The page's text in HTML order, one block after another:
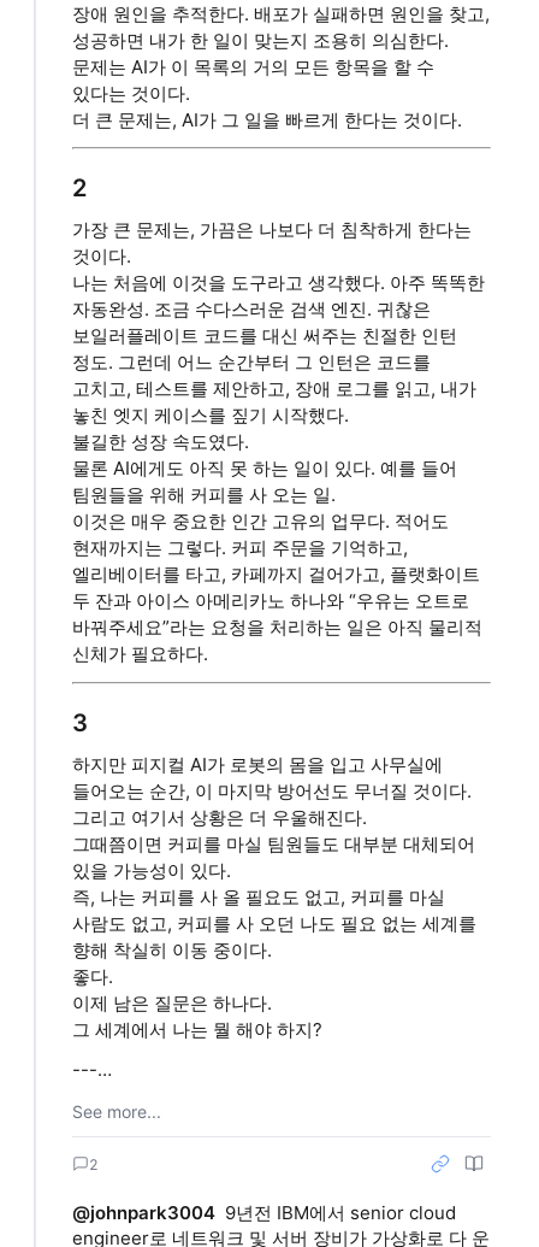
장애 원인을 추적한다. 배포가 실패하면 원인을 찾고,
성공하면 내가 한 일이 맞는지 조용히 의심한다.
문제는 AI가 이 목록의 거의 모든 항목을 할 수
있다는 것이다.
더 큰 문제는, AI가 그 일을 빠르게 한다는 것이다.
2
가장 큰 문제는, 가끔은 나보다 더 침착하게 한다는
것이다.
나는 처음에 이것을 도구라고 생각했다. 아주 똑똑한
자동완성. 조금 수다스러운 검색 엔진. 귀찮은
보일러플레이트 코드를 대신 써주는 친절한 인턴
정도. 그런데 어느 순간부터 그 인턴은 코드를
고치고, 테스트를 제안하고, 장애 로그를 읽고, 내가
놓친 엣지 케이스를 짚기 시작했다.
불길한 성장 속도였다.
물론 AI에게도 아직 못 하는 일이 있다. 예를 들어
팀원들을 위해 커피를 사 오는 일.
이것은 매우 중요한 인간 고유의 업무다. 적어도
현재까지는 그렇다. 커피 주문을 기억하고,
엘리베이터를 타고, 카페까지 걸어가고, 플랫화이트
두 잔과 아이스 아메리카노 하나와 “우유는 오트로
바꿔주세요”라는 요청을 처리하는 일은 아직 물리적
신체가 필요하다.
3
하지만 피지컬 AI가 로봇의 몸을 입고 사무실에
들어오는 순간, 이 마지막 방어선도 무너질 것이다.
그리고 여기서 상황은 더 우울해진다.
그때쯤이면 커피를 마실 팀원들도 대부분 대체되어
있을 가능성이 있다.
즉, 나는 커피를 사 올 필요도 없고, 커피를 마실
사람도 없고, 커피를 사 오던 나도 필요 없는 세계를
향해 착실히 이동 중이다.
좋다.
이제 남은 질문은 하나다.
그 세계에서 나는 뭘 해야 하지?
---…
See more...
2
@johnpark3004 9년전 IBM에서 senior cloud
engineer로 네트워크 및 서버 장비가 가상화로 다 운